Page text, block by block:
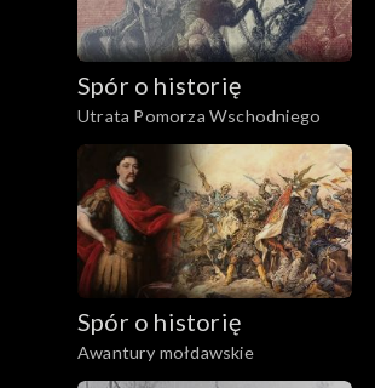
Spór o historię
Utrata Pomorza Wschodniego
Spór o historię
Awantury mołdawskie